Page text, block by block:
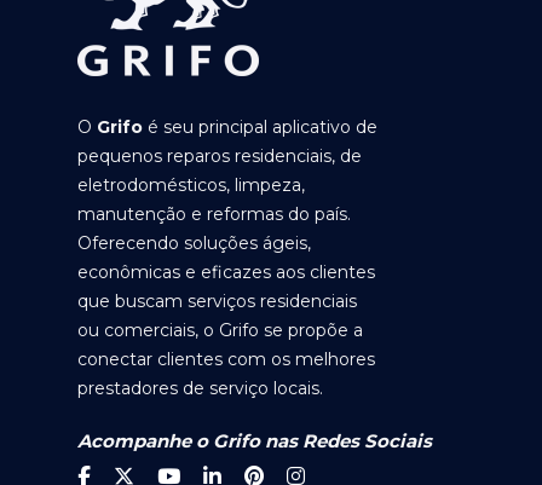
O Grifo é seu principal aplicativo de
pequenos reparos residenciais, de
eletrodomésticos, limpeza,
manutenção e reformas do país.
Oferecendo soluções ágeis,
econômicas e eficazes aos clientes
que buscam serviços residenciais
ou comerciais, o Grifo se propõe a
conectar clientes com os melhores
prestadores de serviço locais.
Acompanhe o Grifo nas Redes Sociais